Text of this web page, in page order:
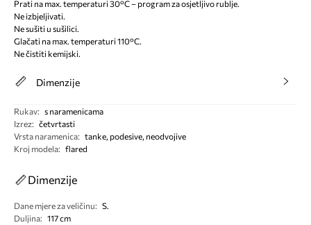
Prati na max. temperaturi 30°C – program za osjetljivo rublje.
Ne izbjeljivati.
Ne sušiti u sušilici.
Glačati na max. temperaturi 110°C.
Ne čistiti kemijski.
Dimenzije
Rukav: s naramenicama
Izrez: četvrtasti
Vrsta naramenica: tanke, podesive, neodvojive
Kroj modela: flared
Dimenzije
Dane mjere za veličinu: S.
Duljina: 117 cm